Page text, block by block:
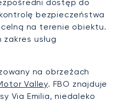
dostęp do
bezpieczeństwa
na terenie obiektu.
usług
na obrzeżach
Valley. FBO znajduje
Via Emilia, niedaleko